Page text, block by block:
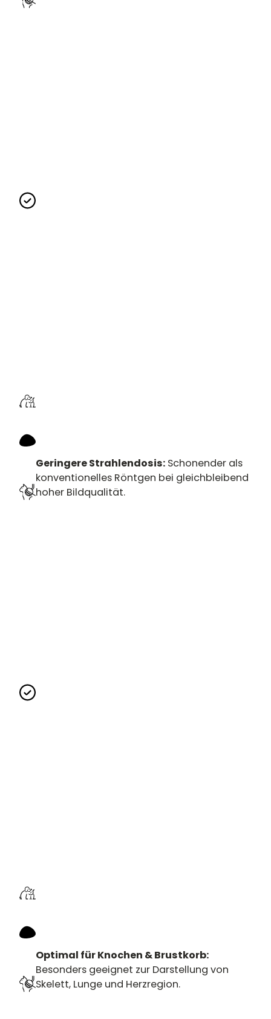
Geringere Strahlendosis:Schonender als
konventionelles Röntgen bei gleichbleibend
hoher Bildqualität.
Optimal für Knochen & Brustkorb:
Besonders geeignet zur Darstellung von
Skelett, Lunge und Herzregion.